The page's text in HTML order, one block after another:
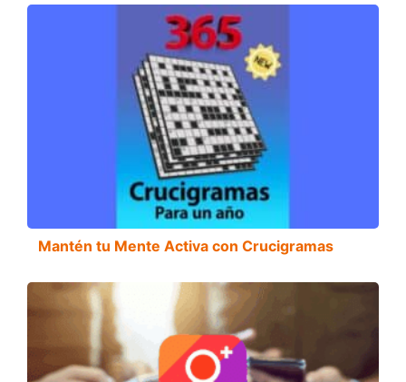
Mantén tu Mente Activa con Crucigramas